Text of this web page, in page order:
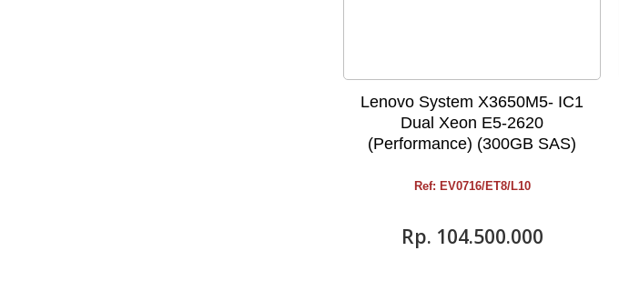
Lenovo System X3650M5- IC1
Dual Xeon E5-2620
(Performance) (300GB SAS)
Ref: EV0716/ET8/L10
Rp‎. 104.500.000